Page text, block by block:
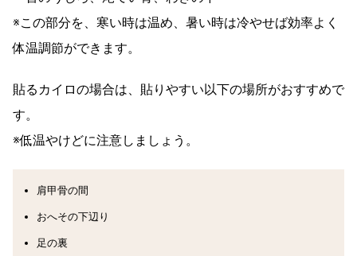
※この部分を、寒い時は温め、暑い時は冷やせば効率よく
体温調節ができます。
貼るカイロの場合は、貼りやすい以下の場所がおすすめで
す。
※低温やけどに注意しましょう。
肩甲骨の間
おへその下辺り
足の裏